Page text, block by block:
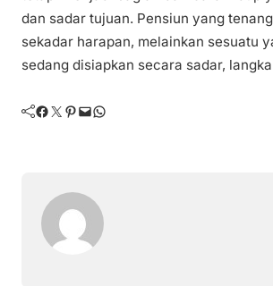
dan sadar tujuan. Pensiun yang
sekadar harapan, melainkan sesuatu
sedang disiapkan secara sadar,
Facebook Twitter Pinterest Mail WhatsApp